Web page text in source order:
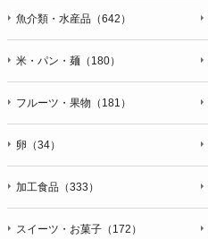
魚介類・水産品（642）
米・パン・麺（180）
フルーツ・果物（181）
卵（34）
加工食品（333）
スイーツ・お菓子（172）